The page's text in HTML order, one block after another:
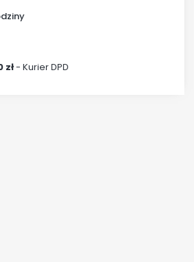
zł- Kurier DPD